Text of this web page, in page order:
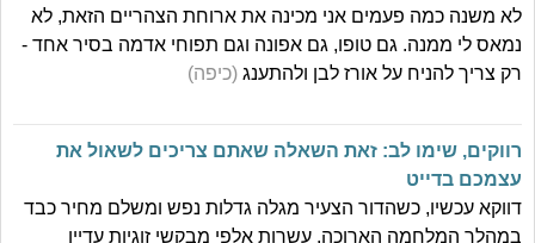
לא משנה כמה פעמים אני מכינה את ארוחת הצהריים הזאת, לא
נמאס לי ממנה. גם טופו, גם אפונה וגם תפוחי אדמה בסיר אחד -
רק צריך להניח על אורז לבן ולהתענג (כיפה)
רווקים, שימו לב: זאת השאלה שאתם צריכים לשאול את
עצמכם בדייט
דווקא עכשיו, כשהדור הצעיר מגלה גדלות נפש ומשלם מחיר כבד
במהלך המלחמה הארוכה, עשרות אלפי מבקשי זוגיות עדיין